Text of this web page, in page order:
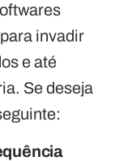
invadir
e até
Se deseja